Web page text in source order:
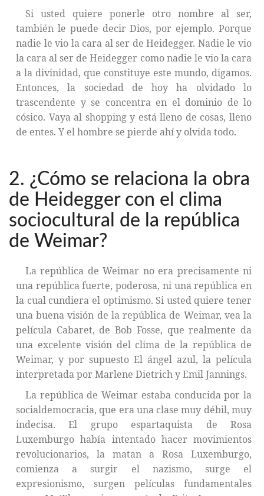
Si usted quiere ponerle otro nombre al ser,
también le puede decir Dios, por ejemplo. Porque
nadie le vio la cara al ser de Heidegger. Nadie le vio
la cara al ser de Heidegger como nadie le vio la cara
a la divinidad, que constituye este mundo, digamos.
Entonces, la sociedad de hoy ha olvidado lo
trascendente y se concentra en el dominio de lo
cósico. Vaya al shopping y está lleno de cosas, lleno
de entes. Y el hombre se pierde ahí y olvida todo.
2. ¿Cómo se relaciona la obra
de Heidegger con el clima
sociocultural de la república
de Weimar?
La república de Weimar no era precisamente ni
una república fuerte, poderosa, ni una república en
la cual cundiera el optimismo. Si usted quiere tener
una buena visión de la república de Weimar, vea la
película Cabaret, de Bob Fosse, que realmente da
una excelente visión del clima de la república de
Weimar, y por supuesto El ángel azul, la película
interpretada por Marlene Dietrich y Emil Jannings.
La república de Weimar estaba conducida por la
socialdemocracia, que era una clase muy débil, muy
indecisa. El grupo espartaquista de Rosa
Luxemburgo había intentado hacer movimientos
revolucionarios, la matan a Rosa Luxemburgo,
comienza a surgir el nazismo, surge el
expresionismo, surgen películas fundamentales